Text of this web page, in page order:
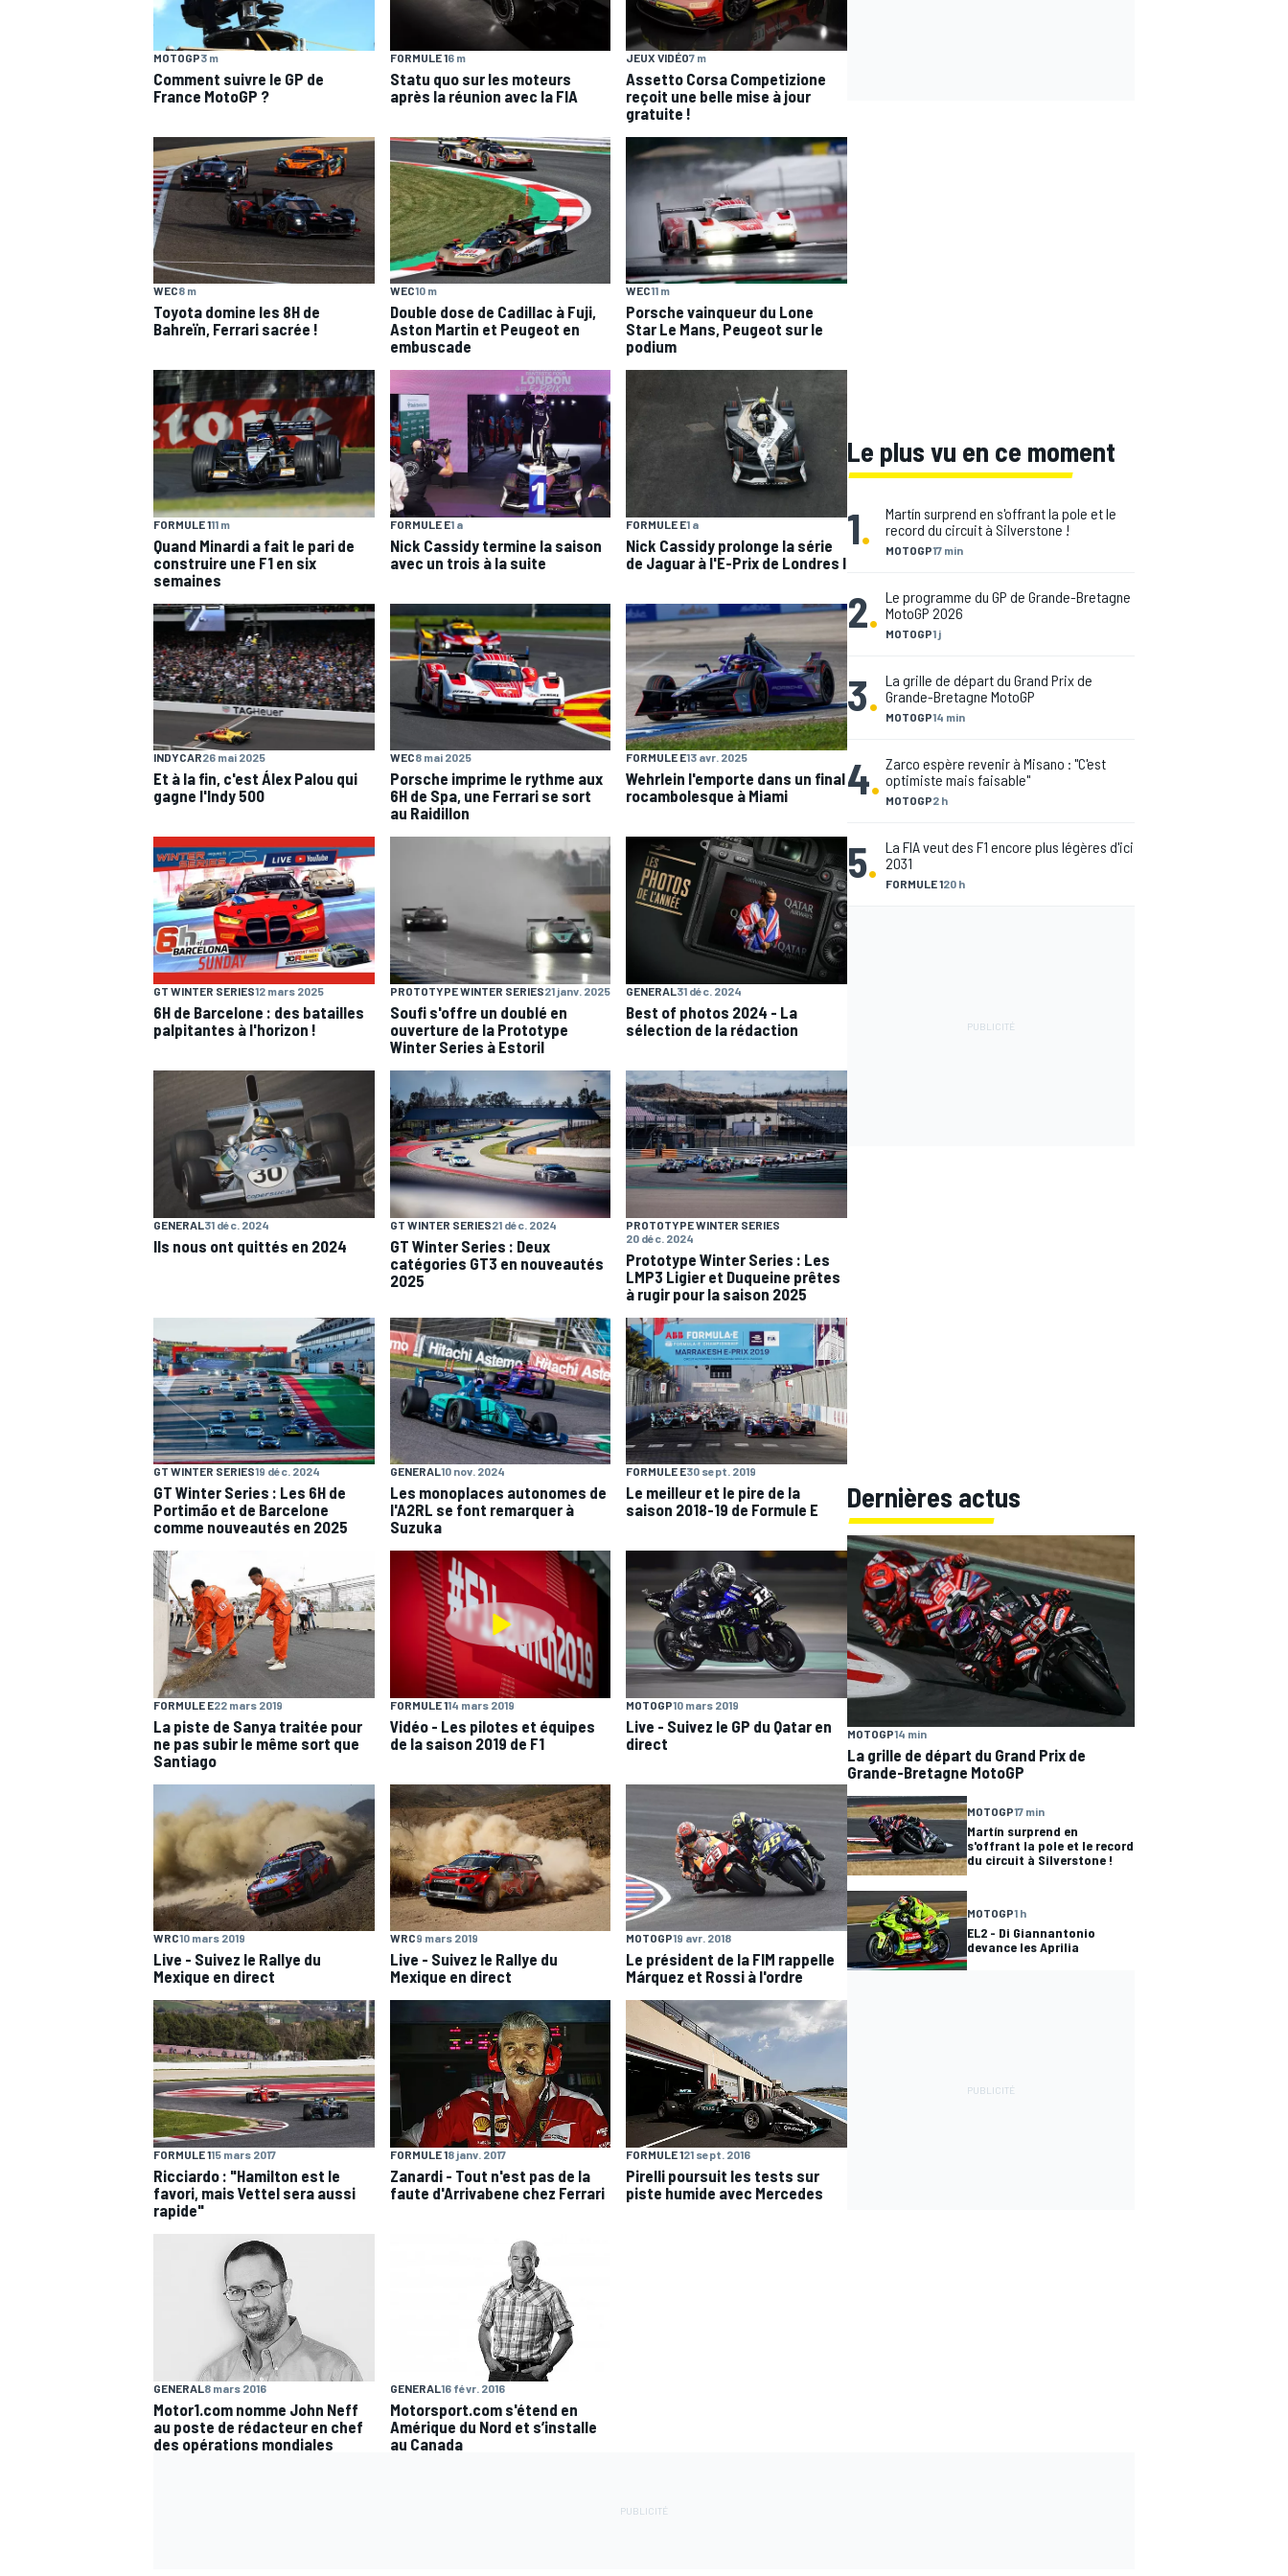
MOTOGP
WEC
AUTRES CHAMPIONNATS
MOTOGP3 m
Comment suivre le GP de
France MotoGP ?
FORMULE 16 m
Statu quo sur les moteurs
après la réunion avec la FIA
JEUX VIDÉO7 m
Assetto Corsa Competizione
reçoit une belle mise à jour
gratuite !
WEC8 m
Toyota domine les 8H de
Bahreïn, Ferrari sacrée !
WEC10 m
Double dose de Cadillac à Fuji,
Aston Martin et Peugeot en
embuscade
WEC11 m
Porsche vainqueur du Lone
Star Le Mans, Peugeot sur le
podium
FORMULE 111 m
Quand Minardi a fait le pari de
construire une F1 en six
semaines
FORMULE E1 a
Nick Cassidy termine la saison
avec un trois à la suite
FORMULE E1 a
Nick Cassidy prolonge la série
de Jaguar à l'E-Prix de Londres I
INDYCAR26 mai 2025
Et à la fin, c'est Álex Palou qui
gagne l'Indy 500
WEC8 mai 2025
Porsche imprime le rythme aux
6H de Spa, une Ferrari se sort
au Raidillon
FORMULE E13 avr. 2025
Wehrlein l'emporte dans un final
rocambolesque à Miami
GT WINTER SERIES12 mars 2025
6H de Barcelone : des batailles
palpitantes à l'horizon !
PROTOTYPE WINTER SERIES21 janv. 2025
Soufi s'offre un doublé en
ouverture de la Prototype
Winter Series à Estoril
GENERAL31 déc. 2024
Best of photos 2024 - La
sélection de la rédaction
GENERAL 31 déc. 2024
Ils nous ont quittés en 2024
GT WINTER SERIES21 déc. 2024
GT Winter Series : Deux
catégories GT3 en nouveautés
2025
PROTOTYPE WINTER SERIES
20 déc. 2024
Prototype Winter Series : Les
LMP3 Ligier et Duqueine prêtes
à rugir pour la saison 2025
GT WINTER SERIES19 déc. 2024
GT Winter Series : Les 6H de
Portimão et de Barcelone
comme nouveautés en 2025
GENERAL10 nov. 2024
Les monoplaces autonomes de
l'A2RL se font remarquer à
Suzuka
FORMULE E30 sept. 2019
Le meilleur et le pire de la
saison 2018-19 de Formule E
FORMULE E22 mars 2019
La piste de Sanya traitée pour
ne pas subir le même sort que
Santiago
FORMULE 114 mars 2019
Vidéo - Les pilotes et équipes
de la saison 2019 de F1
MOTOGP10 mars 2019
Live - Suivez le GP du Qatar en
direct
WRC10 mars 2019
Live - Suivez le Rallye du
Mexique en direct
WRC9 mars 2019
Live - Suivez le Rallye du
Mexique en direct
MOTOGP19 avr. 2018
Le président de la FIM rappelle
Márquez et Rossi à l'ordre
FORMULE 115 mars 2017
Ricciardo : "Hamilton est le
favori, mais Vettel sera aussi
rapide"
FORMULE 18 janv. 2017
Zanardi - Tout n'est pas de la
faute d'Arrivabene chez Ferrari
FORMULE 121 sept. 2016
Pirelli poursuit les tests sur
piste humide avec Mercedes
GENERAL 8 mars 2016
Motor1.com nomme John Neff
au poste de rédacteur en chef
des opérations mondiales
GENERAL 16 févr. 2016
Motorsport.com s'étend en
Amérique du Nord et s’installe
au Canada
Le plus vu en ce moment
1. MOTOGP17 min
Martín surprend en s'offrant la pole et le
record du circuit à Silverstone !
2. MOTOGP1 j
Le programme du GP de Grande-Bretagne
MotoGP 2026
3. MOTOGP14 min
La grille de départ du Grand Prix de
Grande-Bretagne MotoGP
4. MOTOGP2 h
Zarco espère revenir à Misano : "C'est
optimiste mais faisable"
5. FORMULE 120 h
La FIA veut des F1 encore plus légères d'ici
2031
Dernières actus
MOTOGP14 min
La grille de départ du Grand Prix de
Grande-Bretagne MotoGP
MOTOGP17 min
Martín surprend en
s'offrant la pole et le record
du circuit à Silverstone !
MOTOGP1 h
EL2 - Di Giannantonio
devance les Aprilia